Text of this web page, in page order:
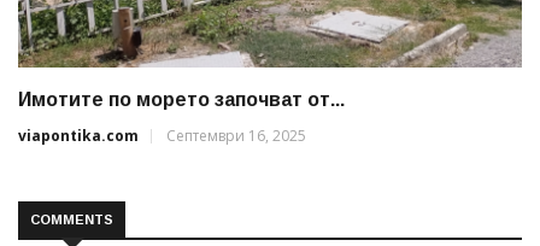
Имотите по морето започват от...
viapontika.com
Септември 16, 2025
COMMENTS